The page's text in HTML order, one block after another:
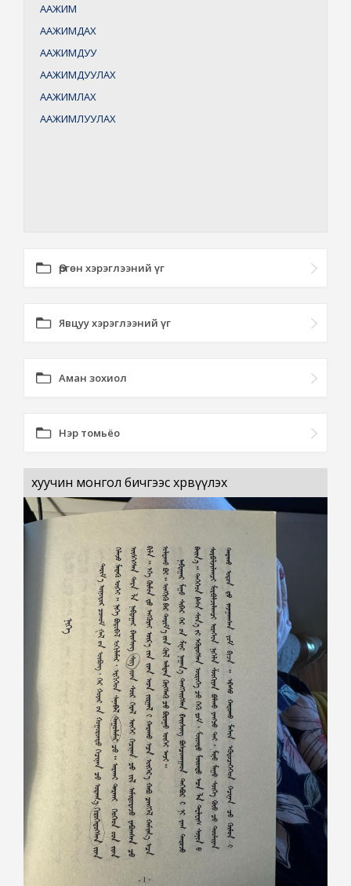
ААЖИМ
ААЖИМДАХ
ААЖИМДУУ
ААЖИМДУУЛАХ
ААЖИМЛАХ
ААЖИМЛУУЛАХ
Өргөн хэрэглээний үг
Явцуу хэрэглээний үг
Аман зохиол
Нэр томьёо
хуучин монгол бичгээс хөрвүүлэх